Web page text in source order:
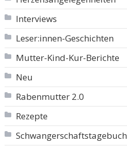
Interviews
Leser:innen-Geschichten
Mutter-Kind-Kur-Berichte
Neu
Rabenmutter 2.0
Rezepte
Schwangerschaftstagebuch